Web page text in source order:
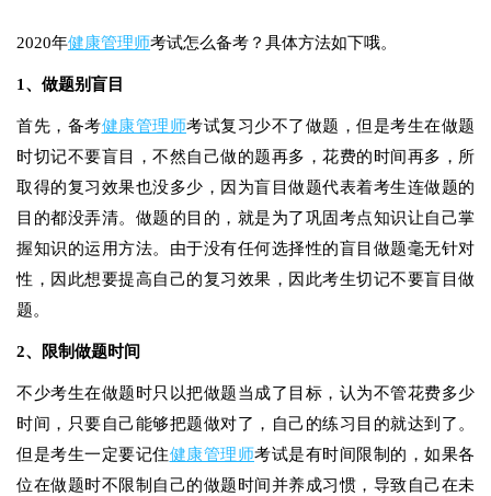
2020年健康管理师考试怎么备考？具体方法如下哦。
1、做题别盲目
首先，备考健康管理师考试复习少不了做题，但是考生在做题
时切记不要盲目，不然自己做的题再多，花费的时间再多，所
取得的复习效果也没多少，因为盲目做题代表着考生连做题的
目的都没弄清。做题的目的，就是为了巩固考点知识让自己掌
握知识的运用方法。由于没有任何选择性的盲目做题毫无针对
性，因此想要提高自己的复习效果，因此考生切记不要盲目做
题。
2、限制做题时间
不少考生在做题时只以把做题当成了目标，认为不管花费多少
时间，只要自己能够把题做对了，自己的练习目的就达到了。
但是考生一定要记住健康管理师考试是有时间限制的，如果各
位在做题时不限制自己的做题时间并养成习惯，导致自己在未